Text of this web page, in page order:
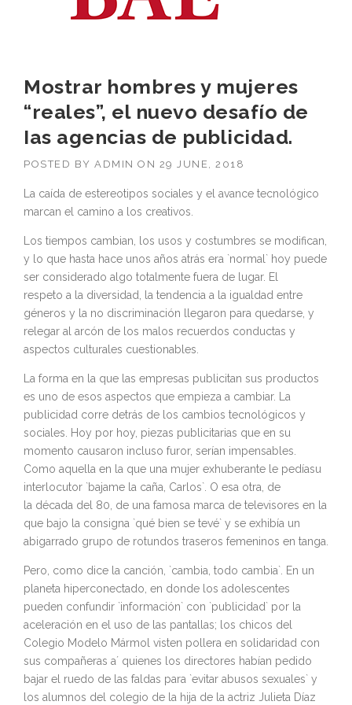
Mostrar hombres y mujeres
“reales”, el nuevo desafío de
Ias agencias de publicidad.
POSTED BY ADMIN ON 29 JUNE, 2018
La caída de estereotipos sociales y el avance tecnológico
marcan el camino a los creativos.
Los tiempos cambian, los usos y costumbres se modifican,
y lo que hasta hace unos años atrás era `normal` hoy puede
ser considerado algo totalmente fuera de lugar. El
respeto a la diversidad, la tendencia a la igualdad entre
géneros y la no discriminación llegaron para quedarse, y
relegar al arcón de los malos recuerdos conductas y
aspectos culturales cuestionables.
La forma en la que las empresas publicitan sus productos
es uno de esos aspectos que empieza a cambiar. La
publicidad corre detrás de los cambios tecnológicos y
sociales. Hoy por hoy, piezas publicitarias que en su
momento causaron incluso furor, serían impensables.
Como aquella en la que una mujer exhuberante le pedíasu
interlocutor `bajame la caña, Carlos`. O esa otra, de
la década del 80, de una famosa marca de televisores en la
que bajo la consigna `qué bien se tevé` y se exhibía un
abigarrado grupo de rotundos traseros femeninos en tanga.
Pero, como dice la canción, `cambia, todo cambia`. En un
planeta hiperconectado, en donde los adolescentes
pueden confundir `información` con `publicidad` por la
aceleración en el uso de las pantallas; los chicos del
Colegio Modelo Mármol visten pollera en solidaridad con
sus compañeras a´ quienes los directores habían pedido
bajar el ruedo de las faldas para `evitar abusos sexuales` y
los alumnos del colegio de la hija de la actriz Julieta Díaz